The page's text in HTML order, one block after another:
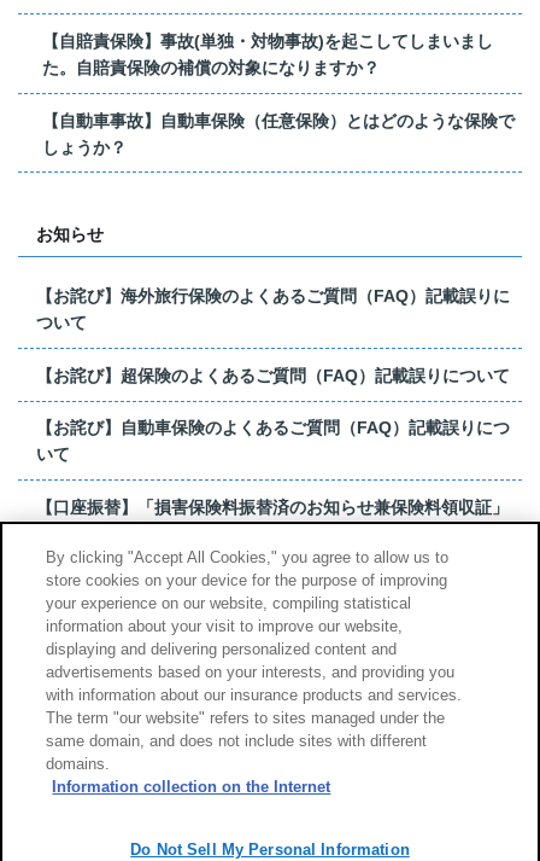
【自賠責保険】事故(単独・対物事故)を起こしてしまいまし
た。自賠責保険の補償の対象になりますか？
【自動車事故】自動車保険（任意保険）とはどのような保険で
しょうか？
お知らせ
【お詫び】海外旅行保険のよくあるご質問（FAQ）記載誤りに
ついて
【お詫び】超保険のよくあるご質問（FAQ）記載誤りについて
【お詫び】自動車保険のよくあるご質問（FAQ）記載誤りにつ
いて
【口座振替】「損害保険料振替済のお知らせ兼保険料領収証」
【お詫び】超保険のよくあるご質問（FAQ）記載誤りについて
もっと見る
サイトのご利用について
勧誘方針
By clicking "Accept All Cookies," you agree to allow us to
store cookies on your device for the purpose of improving
your experience on our website, compiling statistical
information about your visit to improve our website,
displaying and delivering personalized content and
advertisements based on your interests, and providing you
with information about our insurance products and services.
The term "our website" refers to sites managed under the
same domain, and does not include sites with different
domains.
Information collection on the Internet
Do Not Sell My Personal Information